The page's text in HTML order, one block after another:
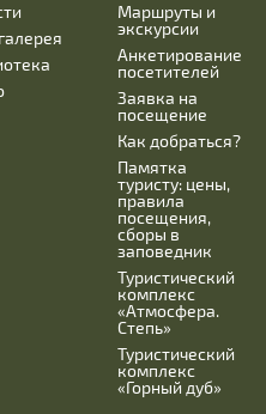
Маршруты и
экскурсии
Анкетирование
посетителей
Заявка на
посещение
Как добраться?
Памятка
туристу: цены,
правила
посещения,
сборы в
заповедник
Туристический
комплекс
«Атмосфера.
Степь»
Туристический
комплекс
«Горный дуб»